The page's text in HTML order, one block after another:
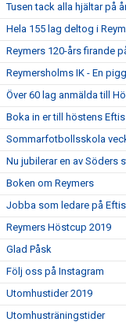
Tusen tack alla hjältar på
Hela 155 lag deltog i
Reymers 120-års firande
Reymersholms IK - En
Över 60 lag anmälda till
Boka in er till höstens Eftis
Sommarfotbollsskola
Nu jubilerar en av Söders
Boken om Reymers
Jobba som ledare på
Reymers Höstcup 2019
Glad Påsk
Följ oss på Instagram
Utomhustider 2019
Utomhusträningstider